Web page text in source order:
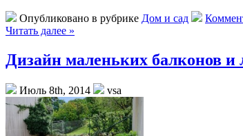
Опубликовано в рубрике Дом и сад
Читать далее »
Дизайн маленьких балконов
Июль 8th, 2014 vsa